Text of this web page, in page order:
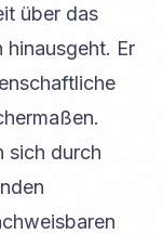
über das
hinausgeht. Er
sich durch